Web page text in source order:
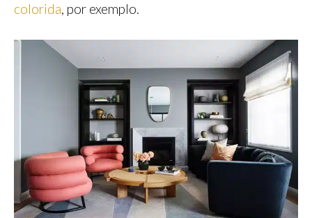
colorida, por exemplo.